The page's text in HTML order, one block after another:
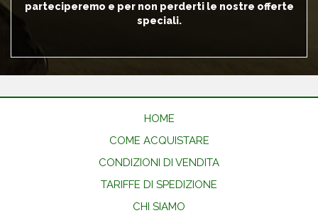
parteciperemo e per non perderti le nostre offerte
speciali.
HOME
COME ACQUISTARE
CONDIZIONI DI VENDITA
TARIFFE DI SPEDIZIONE
CHI SIAMO